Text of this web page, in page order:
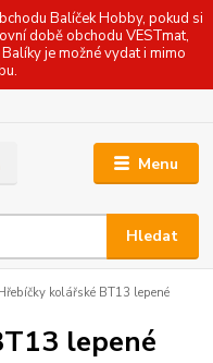
Balíček Hobby, pokud si
době obchodu VESTmat,
je možné vydat i mimo
Menu
Hledat
kolářské BT13 lepené
lepené